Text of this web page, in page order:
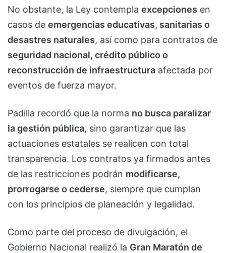
No obstante, la Ley contempla excepciones en
casos de emergencias educativas, sanitarias o
desastres naturales, así como para contratos de
seguridad nacional, crédito público o
reconstrucción de infraestructura afectada por
eventos de fuerza mayor.
Padilla recordó que la norma no busca paralizar
la gestión pública, sino garantizar que las
actuaciones estatales se realicen con total
transparencia. Los contratos ya firmados antes
de las restricciones podrán modificarse,
prorrogarse o cederse, siempre que cumplan
con los principios de planeación y legalidad.
Como parte del proceso de divulgación, el
Gobierno Nacional realizó la Gran Maratón de